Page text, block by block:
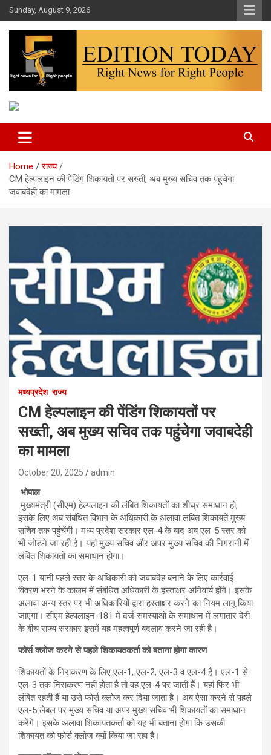
Skip
to
content
Sunday, August 9, 2026
Edition Today
Home
राज्य
CM हेल्पलाइन की पेंडिंग शिकायतों पर सख्ती, अब मुख्य सचिव तक पहुंचेगा
जवाबदेही का मामला
मध्यप्रदेश राज्य
CM हेल्पलाइन की पेंडिंग शिकायतों पर
सख्ती, अब मुख्य सचिव तक पहुंचेगा जवाबदेही
का मामला
October 20, 2025 admin
भोपाल
मुख्यमंत्री (सीएम) हेल्पलाइन की लंबित शिकायतों का शीघ्र समाधान हो,
इसके लिए अब संबंधित विभाग के अधिकारी के अलावा लंबित शिकायतें मुख्य
सचिव तक पहुंचेंगी। मध्य प्रदेश सरकार एल-4 के बाद अब एल-5 स्तर को
भी जोड़ने जा रही है। यहां मुख्य सचिव और अपर मुख्य सचिव की निगरानी में
लंबित शिकायतों का समाधान होगा।
एल-1 यानी पहले स्तर के अधिकारी को जवाबदेह बनाने के लिए कार्रवाई
विवरण भरने के कालम में संबंधित अधिकारी के हस्ताक्षर अनिवार्य होंगे। इसके
अलावा अन्य स्तर पर भी अधिकारियों द्वारा हस्ताक्षर करने का नियम लागू किया
जाएगा। सीएम हेल्पलाइन-181 में दर्ज समस्याओं के समाधान में लगातार देरी
के बीच राज्य सरकार इसमें यह महत्वपूर्ण बदलाव करने जा रही है।
फोर्स क्लोज करने से पहले शिकायतकर्ता को बताना होगा कारण
शिकायतों के निराकरण के लिए एल-1, एल-2, एल-3 व एल-4 हैं। एल-1 से
एल-3 तक निराकरण नहीं होता है तो वह एल-4 पर जाती हैं। यहां फिर भी
लंबित रहती हैं या उसे फोर्स क्लोज कर दिया जाता है। अब ऐसा करने से पहले
एल-5 लेबल पर मुख्य सचिव या अपर मुख्य सचिव भी शिकायतों का समाधान
करेंगे। इसके अलावा शिकायतकर्ता को यह भी बताना होगा कि उसकी
शिकायत को फोर्स क्लोज क्यों किया जा रहा है।